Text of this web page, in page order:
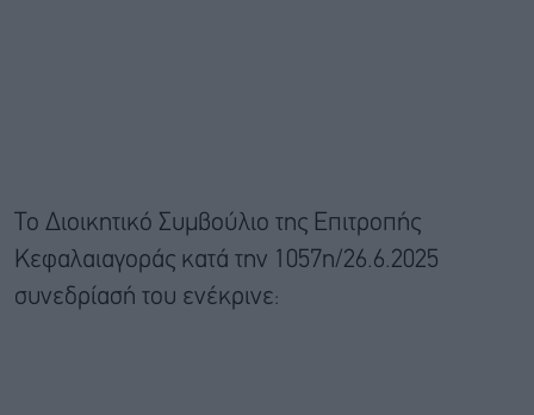
Το Διοικητικό Συμβούλιο της Επιτροπής
Κεφαλαιαγοράς κατά την 1057η/26.6.2025
συνεδρίασή του ενέκρινε: